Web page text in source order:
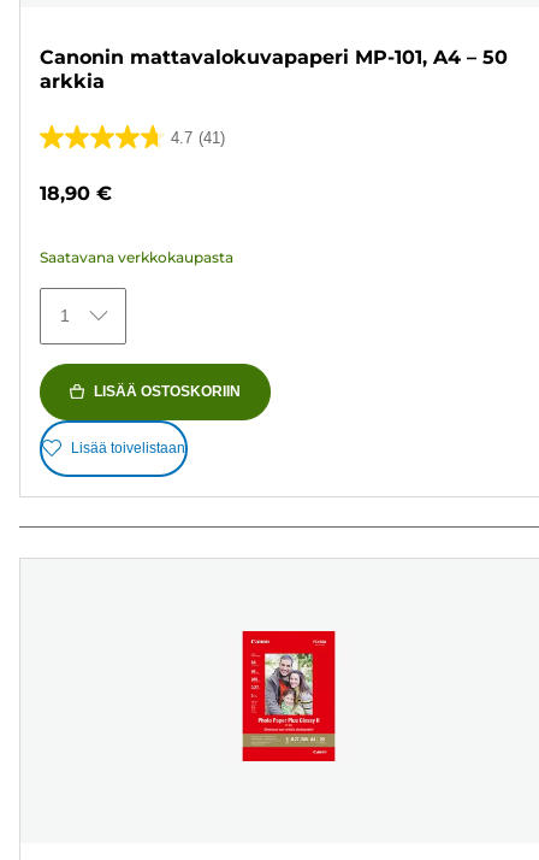
Canonin mattavalokuvapaperi MP-101, A4 – 50
arkkia
4.7 (41)
4.7/5
41
18,90 €
Saatavana verkkokaupasta
1
LISÄÄ OSTOSKORIIN
Lisää toivelistaan